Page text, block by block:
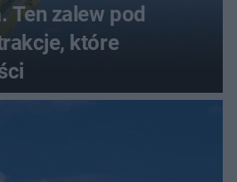
Ten zalew pod
które